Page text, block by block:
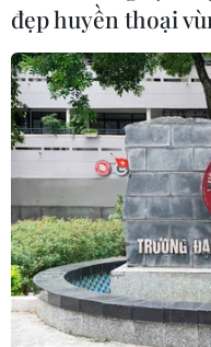
trường./.
đẹp huyền thoại